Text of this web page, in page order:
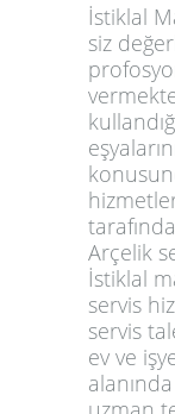
İstiklal
siz
Arçelik
İstiklal
servis
servis
ev ve